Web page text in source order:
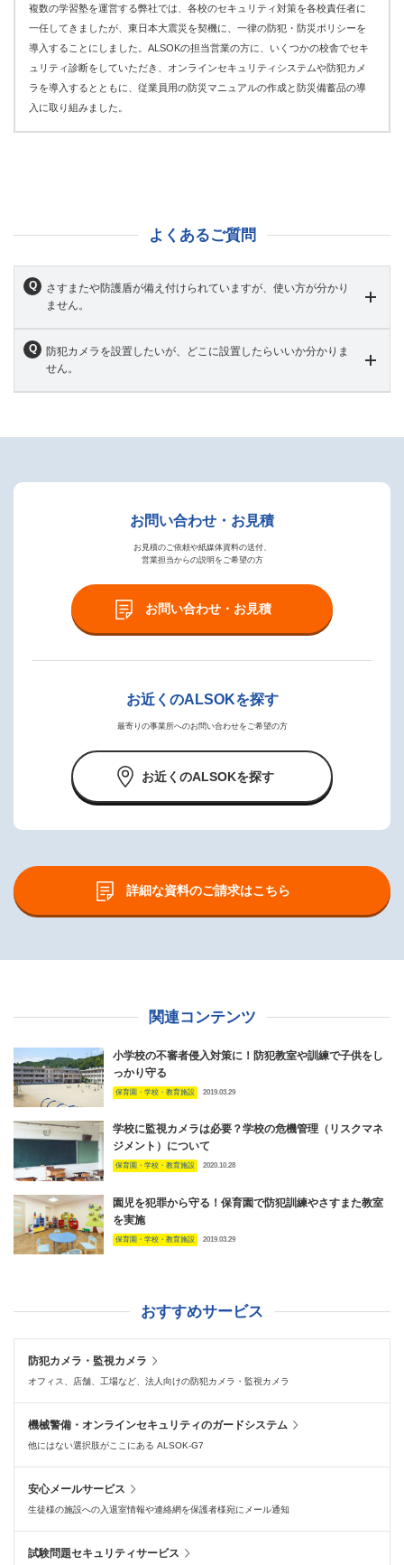
複数の学習塾を運営する弊社では、各校のセキュリティ対策を各校責任者に
一任してきましたが、東日本大震災を契機に、一律の防犯・防災ポリシーを
導入することにしました。ALSOKの担当営業の方に、いくつかの校舎でセキ
ュリティ診断をしていただき、オンラインセキュリティシステムや防犯カメ
ラを導入するとともに、従業員用の防災マニュアルの作成と防災備蓄品の導
入に取り組みました。
よくあるご質問
さすまたや防護盾が備え付けられていますが、使い方が分かり
ません。
防犯カメラを設置したいが、どこに設置したらいいか分かりま
せん。
お問い合わせ・お見積
お見積のご依頼や紙媒体資料の送付、
営業担当からの説明をご希望の方
お問い合わせ・お見積
お近くのALSOKを探す
最寄りの事業所へのお問い合わせをご希望の方
お近くのALSOKを探す
詳細な資料のご請求はこちら
関連コンテンツ
小学校の不審者侵入対策に！防犯教室や訓練で子供をし
っかり守る
保育園・学校・教育施設 2019.03.29
学校に監視カメラは必要？学校の危機管理（リスクマネ
ジメント）について
保育園・学校・教育施設 2020.10.28
園児を犯罪から守る！保育園で防犯訓練やさすまた教室
を実施
保育園・学校・教育施設 2019.03.29
おすすめサービス
防犯カメラ・監視カメラ
オフィス、店舗、工場など、法人向けの防犯カメラ・監視カメラ
機械警備・オンラインセキュリティのガードシステム
他にはない選択肢がここにある ALSOK-G7
安心メールサービス
生徒様の施設への入退室情報や連絡網を保護者様宛にメール通知
試験問題セキュリティサービス